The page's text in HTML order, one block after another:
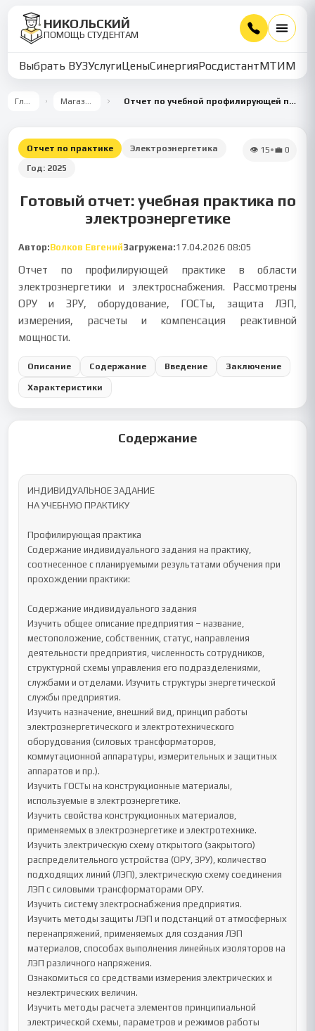
НИКОЛЬСКИЙ
ПОМОЩЬ СТУДЕНТАМ
Выбрать ВУЗУслугиЦеныСинергияРосдистантМТИММУ
Главная Магазин работ Отчет по учебной профилирующей практике по электроэнергетике
Отчет по практике
Электроэнергетика
Год: 2025
👁 15•💼 0
Готовый отчет: учебная практика по
электроэнергетике
Автор:Волков ЕвгенийЗагружена:17.04.2026 08:05
Отчет по профилирующей практике в области
электроэнергетики и электроснабжения. Рассмотрены
ОРУ и ЗРУ, оборудование, ГОСТы, защита ЛЭП,
измерения, расчеты и компенсация реактивной
мощности.
Описание Содержание Введение Заключение
Характеристики
Содержание
ИНДИВИДУАЛЬНОЕ ЗАДАНИЕ
НА УЧЕБНУЮ ПРАКТИКУ
Профилирующая практика
Содержание индивидуального задания на практику,
соотнесенное с планируемыми результатами обучения при
прохождении практики:
Содержание индивидуального задания
Изучить общее описание предприятия – название,
местоположение, собственник, статус, направления
деятельности предприятия, численность сотрудников,
структурной схемы управления его подразделениями,
службами и отделами. Изучить структуры энергетической
службы предприятия.
Изучить назначение, внешний вид, принцип работы
электроэнергетического и электротехнического
оборудования (силовых трансформаторов,
коммутационной аппаратуры, измерительных и защитных
аппаратов и пр.).
Изучить ГОСТы на конструкционные материалы,
используемые в электроэнергетике.
Изучить свойства конструкционных материалов,
применяемых в электроэнергетике и электротехнике.
Изучить электрическую схему открытого (закрытого)
распределительного устройства (ОРУ, ЗРУ), количество
подходящих линий (ЛЭП), электрическую схему соединения
ЛЭП с силовыми трансформаторами ОРУ.
Изучить систему электроснабжения предприятия.
Изучить методы защиты ЛЭП и подстанций от атмосферных
перенапряжений, применяемых для создания ЛЭП
материалов, способах выполнения линейных изоляторов на
ЛЭП различного напряжения.
Ознакомиться со средствами измерения электрических и
неэлектрических величин.
Изучить методы расчета элементов принципиальной
электрической схемы, параметров и режимов работы